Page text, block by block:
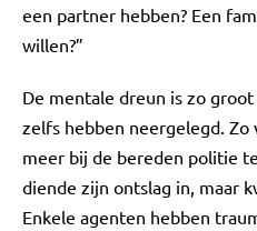
een partner hebben? Een
willen?”
De mentale dreun is zo
zelfs hebben neergelegd.
meer bij de bereden politie
diende zijn ontslag in, maar
Enkele agenten hebben